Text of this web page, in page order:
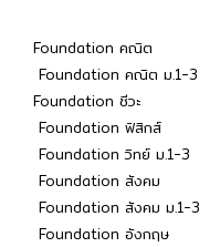
Foundation คณิต
Foundation คณิต ม.1-3
Foundation ชีวะ
Foundation ฟิสิกส์
Foundation วิทย์ ม.1-3
Foundation สังคม
Foundation สังคม ม.1-3
Foundation อังกฤษ